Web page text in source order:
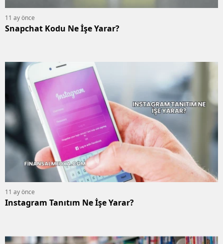
11 ay önce
Snapchat Kodu Ne İşe Yarar?
11 ay önce
Instagram Tanıtım Ne İşe Yarar?